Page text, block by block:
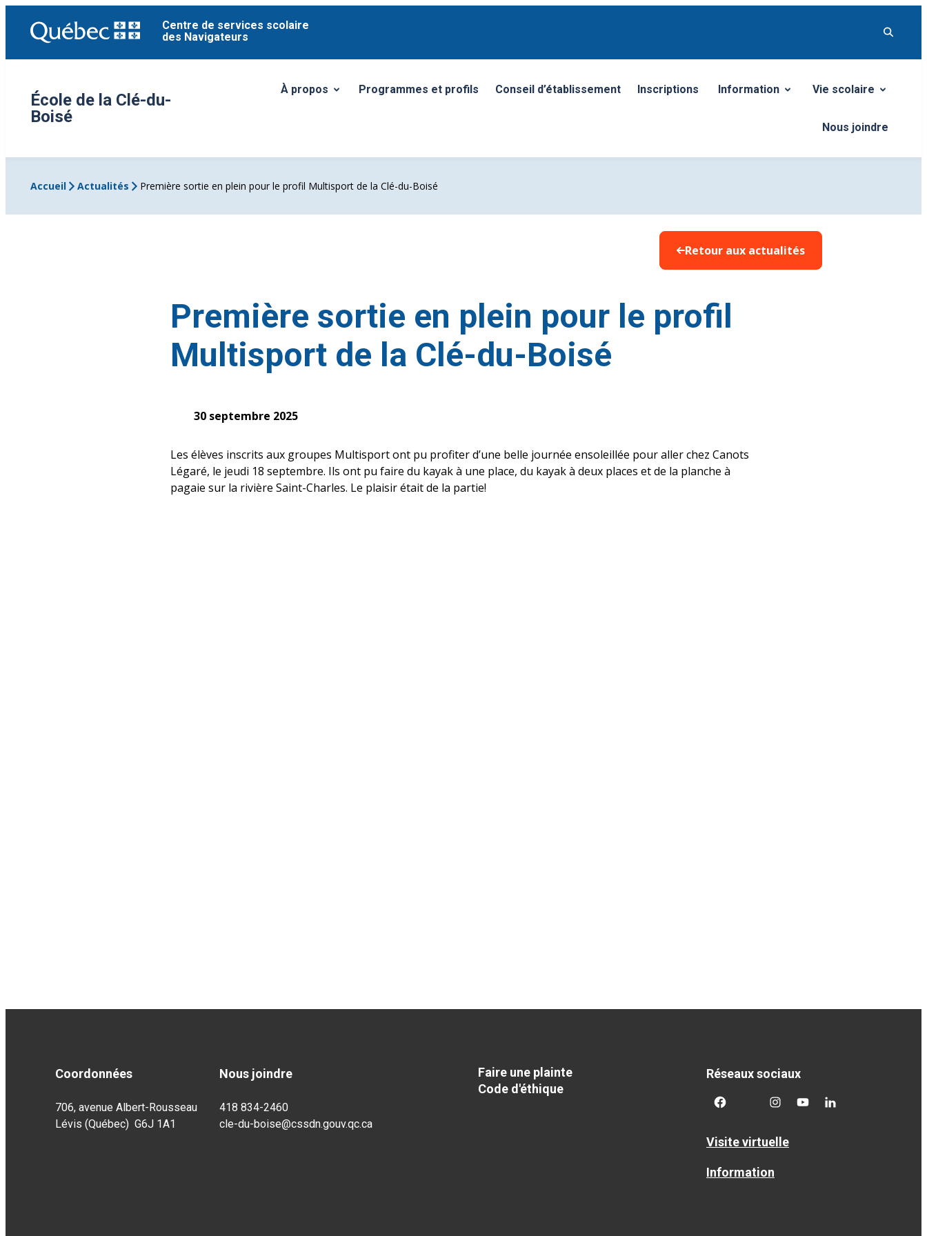
contenu
Centre de services scolaire
des Navigateurs
École de la Clé-du-
Boisé
À propos
Ouvrir/Fermer le sous-menu
Programmes et profils Conseil d’établissement Inscriptions Information
Ouvrir/Fermer le sous-menu
Vie scolaire
Ouvrir/Fermer le
Nous joindre
Accueil Actualités Première sortie en plein pour le profil Multisport de la Clé-du-Boisé
Retour aux actualités
Première sortie en plein pour le profil
Multisport de la Clé-du-Boisé
30 septembre 2025
Les élèves inscrits aux groupes Multisport ont pu profiter d’une belle journée ensoleillée pour aller chez Canots
Légaré, le jeudi 18 septembre. Ils ont pu faire du kayak à une place, du kayak à deux places et de la planche à
pagaie sur la rivière Saint-Charles. Le plaisir était de la partie!
Coordonnées
706, avenue Albert-Rousseau
Lévis (Québec) G6J 1A1
Nous joindre
418 834-2460
cle-du-boise@cssdn.gouv.qc.ca
Faire une plainte
Code d'éthique
Réseaux sociaux
facebooktwittergoogleplus
googleplusgoogleplus
Visite virtuelle
Information